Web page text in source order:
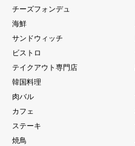
チーズフォンデュ
海鮮
サンドウィッチ
ビストロ
テイクアウト専門店
韓国料理
肉バル
カフェ
ステーキ
焼鳥